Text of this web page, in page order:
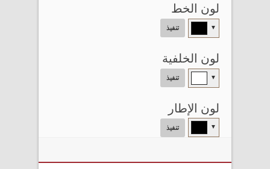
لون الخط
▼ تنفيذ
لون الخلفية
▼ تنفيذ
لون الإطار
▼ تنفيذ